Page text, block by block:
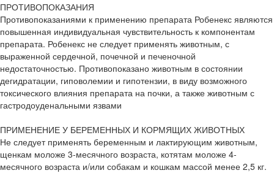
ПРОТИВОПОКАЗАНИЯ
Противопоказаниями к применению препарата Робенекс являются
повышенная индивидуальная чувствительность к компонентам
препарата. Робенекс не следует применять животным, с
выраженной сердечной, почечной и печеночной
недостаточностью. Противопоказано животным в состоянии
дегидратации, гиповолемии и гипотензии, в виду возможного
токсического влияния препарата на почки, а также животным с
гастродоуденальными язвами
ПРИМЕНЕНИЕ У БЕРЕМЕННЫХ И КОРМЯЩИХ ЖИВОТНЫХ
Не следует применять беременным и лактирующим животным,
щенкам моложе 3-месячного возраста, котятам моложе 4-
месячного возраста и/или собакам и кошкам массой менее 2,5 кг.